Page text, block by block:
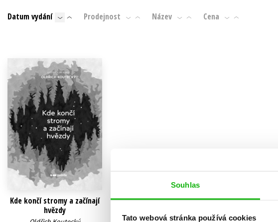
Souhlas
Tato webová stránka používá cookies
Beletrie pro děti
Byznys a ekonomie
Jazyky
Datum vydání Prodejnost Název Cena
Kde končí stromy a začínají
hvězdy